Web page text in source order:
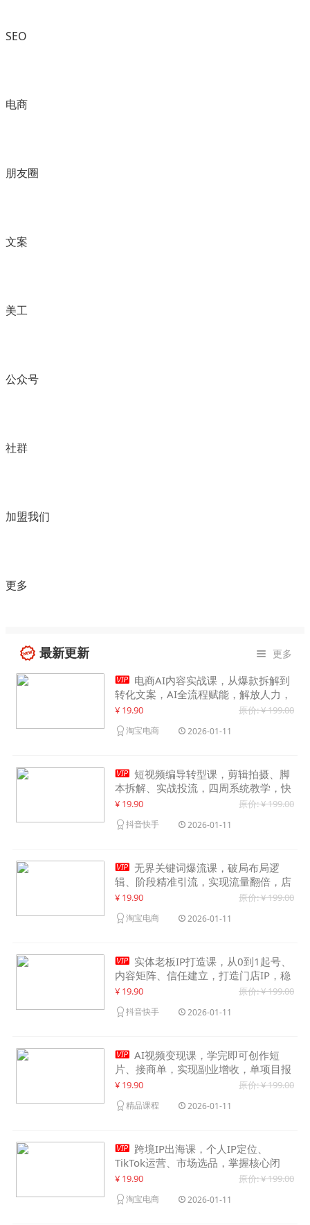
SEO
电商
朋友圈
文案
美工
公众号
社群
加盟我们
更多
最新更新  更多
 电商AI内容实战课，从爆款拆解到
转化文案，AI全流程赋能，解放人力，
单月节省内容成本数万元
¥ 19.90 原价: ¥ 199.00
淘宝电商 2026-01-11
 短视频编导转型课，剪辑拍摄、脚
本拆解、实战投流，四周系统教学，快
速入行月入2w+
¥ 19.90 原价: ¥ 199.00
抖音快手 2026-01-11
 无界关键词爆流课，破局布局逻
辑、阶段精准引流，实现流量翻倍，店
铺业绩增长50%+
¥ 19.90 原价: ¥ 199.00
淘宝电商 2026-01-11
 实体老板IP打造课，从0到1起号、
内容矩阵、信任建立，打造门店IP，稳
定获客增收
¥ 19.90 原价: ¥ 199.00
抖音快手 2026-01-11
 AI视频变现课，学完即可创作短
片、接商单，实现副业增收，单项目报
价可达千元
¥ 19.90 原价: ¥ 199.00
精品课程 2026-01-11
 跨境IP出海课，个人IP定位、
TikTok运营、市场选品，掌握核心闭
环，实现月入1万美金+
¥ 19.90 原价: ¥ 199.00
淘宝电商 2026-01-11